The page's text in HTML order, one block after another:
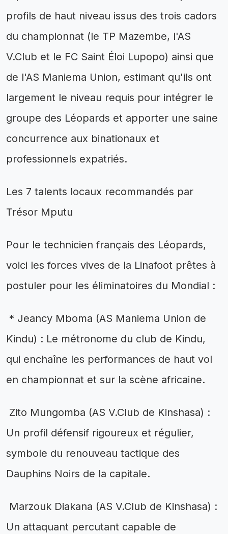
profils de haut niveau issus des trois cadors
du championnat (le TP Mazembe, l'AS
V.Club et le FC Saint Éloi Lupopo) ainsi que
de l'AS Maniema Union, estimant qu'ils ont
largement le niveau requis pour intégrer le
groupe des Léopards et apporter une saine
concurrence aux binationaux et
professionnels expatriés.
Les 7 talents locaux recommandés par
Trésor Mputu
Pour le technicien français des Léopards,
voici les forces vives de la Linafoot prêtes à
postuler pour les éliminatoires du Mondial :
* Jeancy Mboma (AS Maniema Union de
Kindu) : Le métronome du club de Kindu,
qui enchaîne les performances de haut vol
en championnat et sur la scène africaine.
Zito Mungomba (AS V.Club de Kinshasa) :
Un profil défensif rigoureux et régulier,
symbole du renouveau tactique des
Dauphins Noirs de la capitale.
Marzouk Diakana (AS V.Club de Kinshasa) :
Un attaquant percutant capable de